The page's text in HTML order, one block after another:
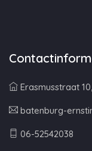
Erasmusstraat
batenburg-
06-52542038